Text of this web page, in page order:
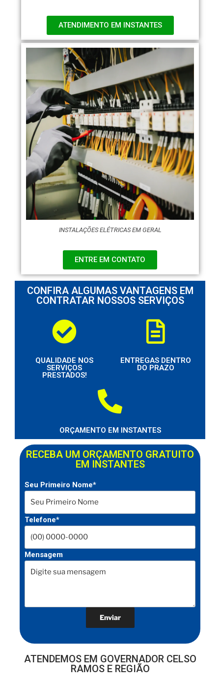
ATENDIMENTO EM INSTANTES
INSTALAÇÕES ELÉTRICAS EM GERAL
ENTRE EM CONTATO
CONFIRA ALGUMAS VANTAGENS EM
CONTRATAR NOSSOS SERVIÇOS
QUALIDADE NOS
SERVIÇOS
PRESTADOS!
ENTREGAS DENTRO
DO PRAZO
ORÇAMENTO EM INSTANTES
RECEBA UM ORÇAMENTO GRATUITO
EM INSTANTES
Seu Primeiro Nome*
Telefone*
Mensagem
ATENDEMOS EM GOVERNADOR CELSO
RAMOS E REGIÃO